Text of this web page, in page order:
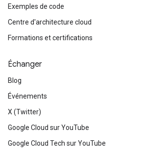
Exemples de code
Centre d'architecture cloud
Formations et certifications
Échanger
Blog
Événements
X (Twitter)
Google Cloud sur YouTube
Google Cloud Tech sur YouTube